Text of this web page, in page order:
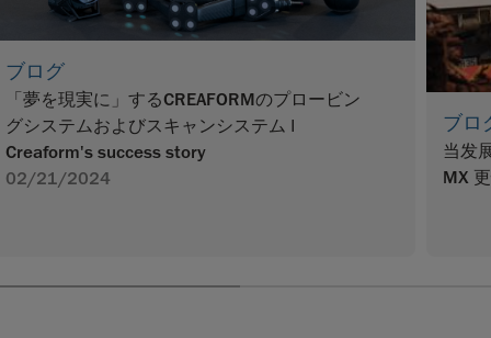
ブログ
「夢を現実に」するCREAFORMのプロービン
グシステムおよびスキャンシステム |
Creaform's success story
02/21/2024
ブロ
当发
MX